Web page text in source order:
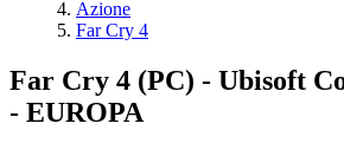
Azione
Far Cry 4
Far Cry 4 (PC) - Ubisoft
- EUROPA